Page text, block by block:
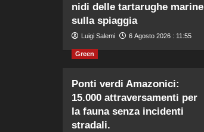
nidi delle tartarughe marine
sulla spiaggia
Luigi Salemi 6 Agosto 2026 : 11:55
Green
Ponti verdi Amazonici:
15.000 attraversamenti per
la fauna senza incidenti
stradali.